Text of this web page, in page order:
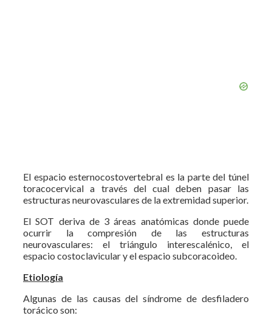
El espacio esternocostovertebral es la parte del túnel
toracocervical a través del cual deben pasar las
estructuras neurovasculares de la extremidad superior.
El SOT deriva de 3 áreas anatómicas donde puede
ocurrir la compresión de las estructuras
neurovasculares: el triángulo interescalénico, el
espacio costoclavicular y el espacio subcoracoideo.
Etiología
Algunas de las causas del síndrome de desfiladero
torácico son: